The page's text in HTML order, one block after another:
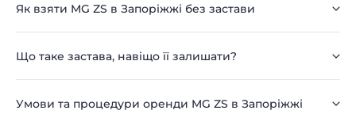
Як взяти MG ZS в Запоріжжі без застави
Що таке застава, навіщо її залишати?
Умови та процедури оренди MG ZS в Запоріжжі